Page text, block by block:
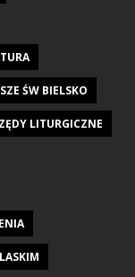
ŚW BIELSKO
LITURGICZNE